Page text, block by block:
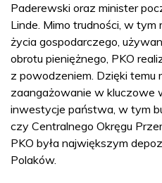
Paderewski oraz minister
Linde. Mimo trudności, w
życia gospodarczego,
obrotu pieniężnego, PKO
z powodzeniem. Dzięki temu
zaangażowanie w kluczowe
inwestycje państwa, w tym
czy Centralnego Okręgu
PKO była największym
Polaków.